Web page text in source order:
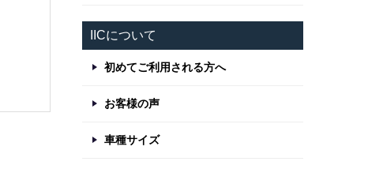
IICについて
初めてご利用される方へ
お客様の声
車種サイズ